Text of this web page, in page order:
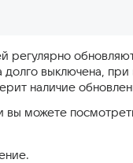
регулярно
долго выключена,
наличие
можете